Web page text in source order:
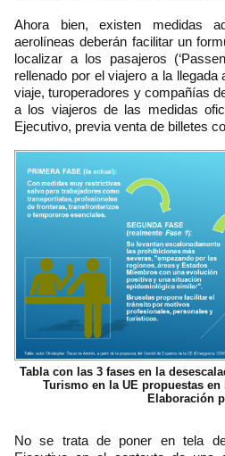
Ahora bien, existen medidas
aerolíneas deberán facilitar un
localizar a los pasajeros
rellenado por el viajero a la
viaje, turoperadores y compañías
a los viajeros de las medidas
Ejecutivo, previa venta de billetes
Tabla con las 3 fases en la
Turismo en la UE propuestas
Elaboración
No se trata de poner en tela